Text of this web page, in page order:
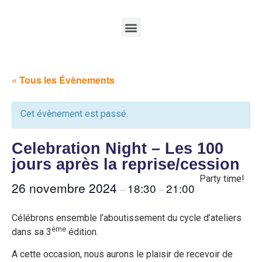
« Tous les Évènements
Cet évènement est passé.
Celebration Night – Les 100
jours après la reprise/cession
26 novembre 2024 – 18:30 –21:00
Party time!
Célébrons ensemble l’aboutissement du cycle d’ateliers
dans sa 3 ème édition.
A cette occasion, nous aurons le plaisir de recevoir de